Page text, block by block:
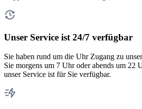
Unser Service ist 24/7 verfügbar
Sie haben rund um die Uhr Zugang zu
Sie morgens um 7 Uhr oder abends um 22
unser Service ist für Sie verfügbar.